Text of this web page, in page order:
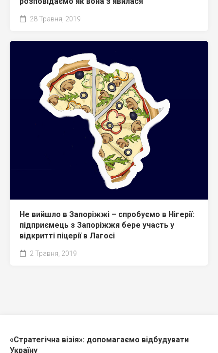
28 Травня, 2019
Не вийшло в Запоріжжі – спробуємо в Нігерії:
підприємець з Запоріжжя бере участь у
відкритті піцерії в Лагосі
2 Травня, 2019
«Стратегічна візія»: допомагаємо відбудувати
Україну